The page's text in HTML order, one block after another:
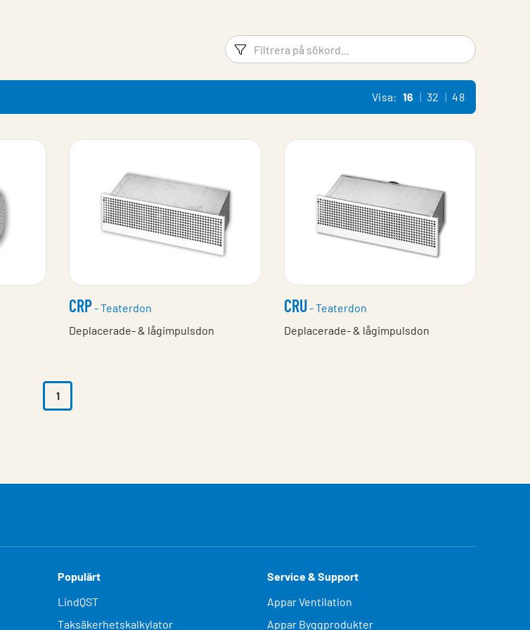
Filtreringsord Filtrera
Visa: 16 32 48
CRP- Teaterdon
Deplacerade- & lågimpulsdon
CRU- Teaterdon
Deplacerade- & lågimpulsdon
1
Populärt
LindQST
Taksäkerhetskalkylator
Service & Support
Appar Ventilation
Appar Byggprodukter